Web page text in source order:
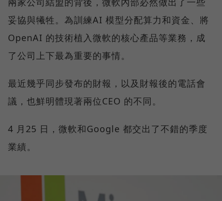
妥協與犧牲。為訓練AI 模型分配算力和資金、將
OpenAI 的技術植入微軟的核心產品等業務，成
了公司上下最為重要的事情。
最近幾乎同步發布的財報，以及財報後的電話會
議，也鮮明體現著兩位CEO 的不同。
4 月25 日，微軟和Google 都交出了不錯的季度
業績。